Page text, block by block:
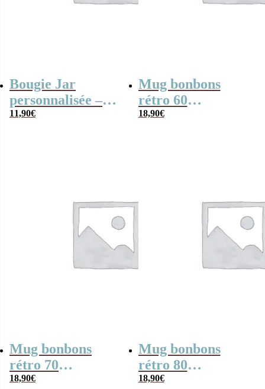
Bougie Jar
personnalisée –
Senteur Floral –
11,90€
Mug bonbons
rétro 60
personnalisé –
18,90€
Mug bonbons
rétro 70
personnalisé –
18,90€
Mug bonbons
rétro 80
personnalisé –
18,90€